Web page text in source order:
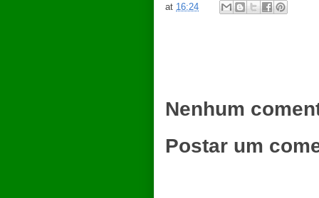
at 16:24
Nenhum
Postar um